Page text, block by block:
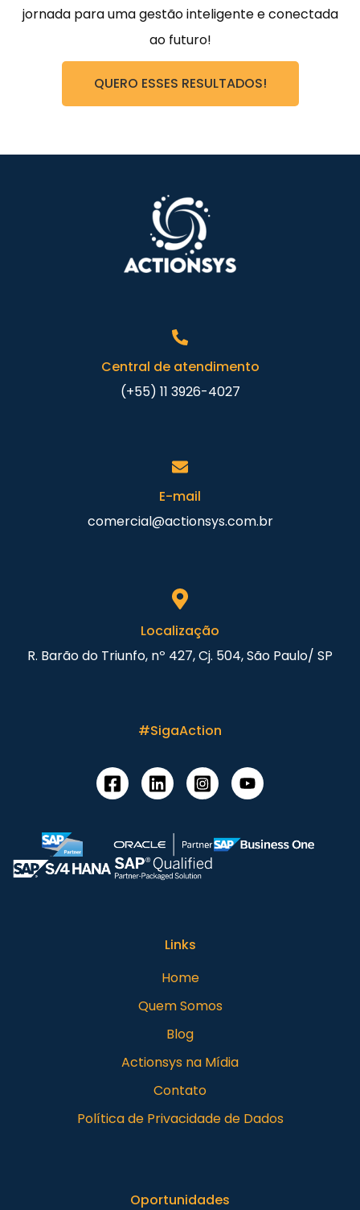
jornada para uma gestão inteligente e conectada
ao futuro!
QUERO ESSES RESULTADOS!
Central de atendimento
(+55) 11 3926-4027
E-mail
comercial@actionsys.com.br
Localização
R. Barão do Triunfo, nº 427, Cj. 504, São Paulo/ SP
#SigaAction
Links
Home
Quem Somos
Blog
Actionsys na Mídia
Contato
Política de Privacidade de Dados
Oportunidades